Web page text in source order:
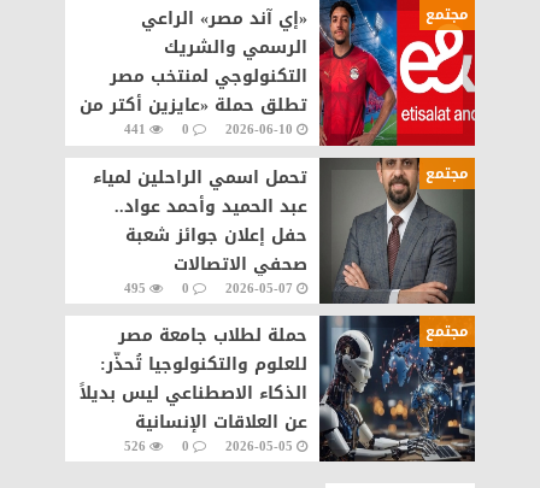
مجتمع
«إي آند مصر» الراعي
الرسمي والشريك
التكنولوجي لمنتخب مصر
تطلق حملة «عايزين أكتر من
اللي بنحلم بيه» في مونديال
2026
2026-06-10
0
441
مجتمع
تحمل اسمي الراحلين لمياء
عبد الحميد وأحمد عواد..
حفل إعلان جوائز شعبة
صحفي الاتصالات
والتكنولوجيا ١٥ مايو
2026-05-07
0
495
مجتمع
حملة لطلاب جامعة مصر
للعلوم والتكنولوجيا تُحذّر:
الذكاء الاصطناعي ليس بديلاً
عن العلاقات الإنسانية
2026-05-05
0
526